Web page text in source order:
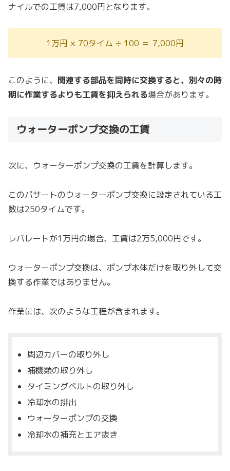
ナイルでの工賃は7,000円となります。
1万円 × 70タイム ÷ 100 ＝ 7,000円
このように、 関連する部品を同時に交換すると、別々の時
期に作業するよりも工賃を抑えられる場合があります。
ウォーターポンプ交換の工賃
次に、ウォーターポンプ交換の工賃を計算します。
このパサートのウォーターポンプ交換に設定されている工
数は250タイムです。
レバレートが1万円の場合、工賃は2万5,000円です。
ウォーターポンプ交換は、ポンプ本体だけを取り外して交
換する作業ではありません。
作業には、次のような工程が含まれます。
周辺カバーの取り外し
補機類の取り外し
タイミングベルトの取り外し
冷却水の排出
ウォーターポンプの交換
冷却水の補充とエア抜き